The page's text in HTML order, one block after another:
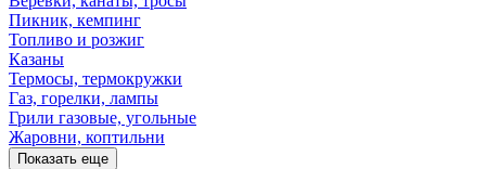
Пикник, кемпинг
Топливо и розжиг
Казаны
Термосы, термокружки
Газ, горелки, лампы
Грили газовые, угольные
Жаровни, коптильни
Показать еще